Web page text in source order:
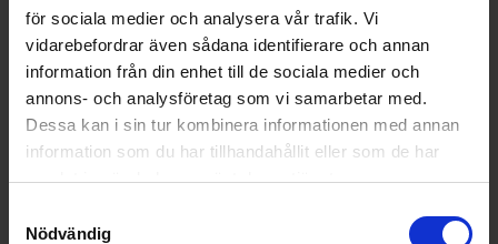
för sociala medier och analysera vår trafik. Vi
vidarebefordrar även sådana identifierare och annan
information från din enhet till de sociala medier och
annons- och analysföretag som vi samarbetar med.
Dessa kan i sin tur kombinera informationen med annan
information som du har tillhandahållit eller som de har
samlat in när du har använt deras tjänster.
Nödvändig